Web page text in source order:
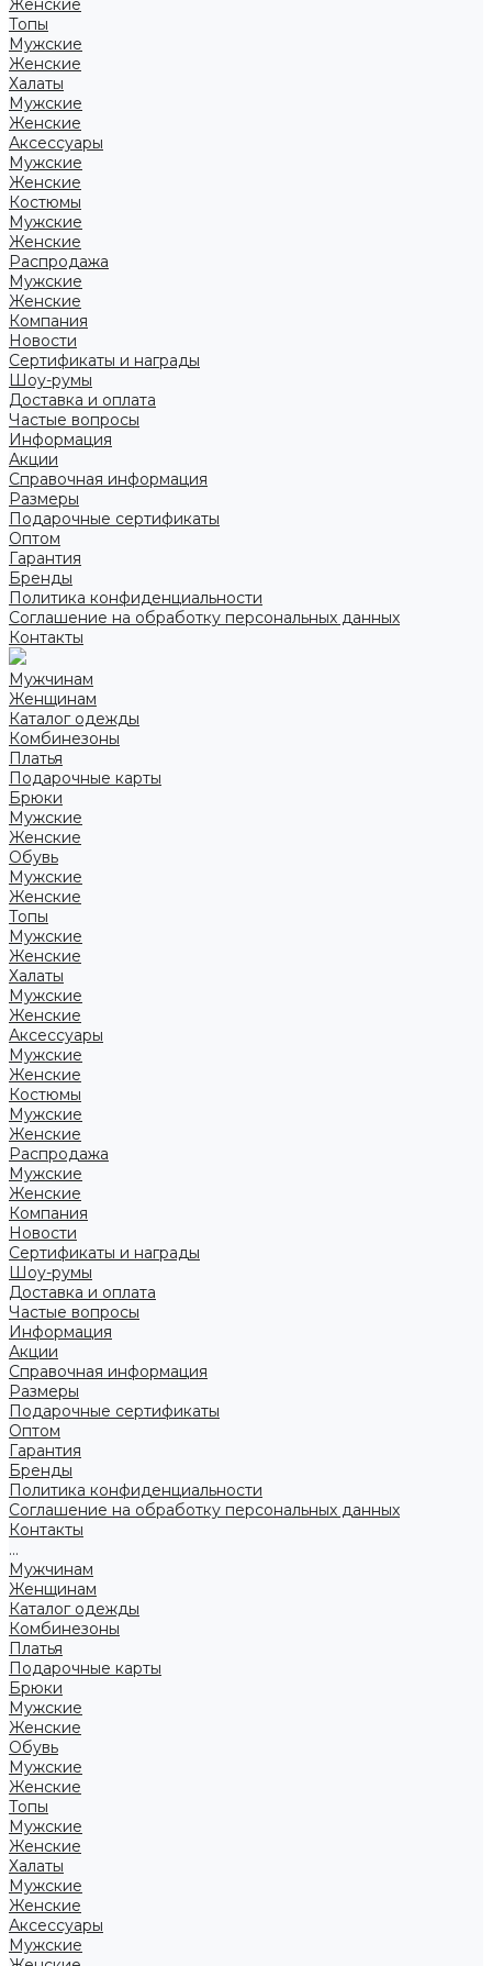
Женские
Топы
Мужские
Женские
Халаты
Мужские
Женские
Аксессуары
Мужские
Женские
Костюмы
Мужские
Женские
Распродажа
Мужские
Женские
Компания
Новости
Сертификаты и награды
Шоу-румы
Доставка и оплата
Частые вопросы
Информация
Акции
Справочная информация
Размеры
Подарочные сертификаты
Оптом
Гарантия
Бренды
Политика конфиденциальности
Соглашение на обработку персональных данных
Контакты
Мужчинам
Женщинам
Каталог одежды
Комбинезоны
Платья
Подарочные карты
Брюки
Мужские
Женские
Обувь
Мужские
Женские
Топы
Мужские
Женские
Халаты
Мужские
Женские
Аксессуары
Мужские
Женские
Костюмы
Мужские
Женские
Распродажа
Мужские
Женские
Компания
Новости
Сертификаты и награды
Шоу-румы
Доставка и оплата
Частые вопросы
Информация
Акции
Справочная информация
Размеры
Подарочные сертификаты
Оптом
Гарантия
Бренды
Политика конфиденциальности
Соглашение на обработку персональных данных
Контакты
...
Мужчинам
Женщинам
Каталог одежды
Комбинезоны
Платья
Подарочные карты
Брюки
Мужские
Женские
Обувь
Мужские
Женские
Топы
Мужские
Женские
Халаты
Мужские
Женские
Аксессуары
Мужские